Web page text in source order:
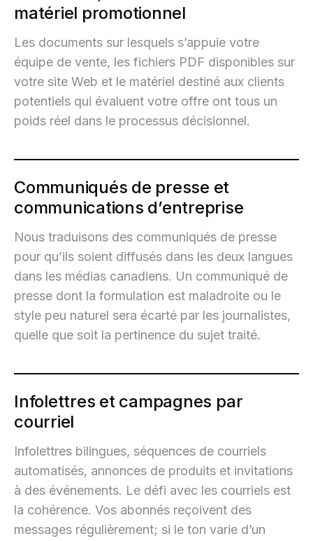
matériel promotionnel
Les documents sur lesquels s’appuie votre
équipe de vente, les fichiers PDF disponibles sur
votre site Web et le matériel destiné aux clients
potentiels qui évaluent votre offre ont tous un
poids réel dans le processus décisionnel.
Communiqués de presse et
communications d’entreprise
Nous traduisons des communiqués de presse
pour qu’ils soient diffusés dans les deux langues
dans les médias canadiens. Un communiqué de
presse dont la formulation est maladroite ou le
style peu naturel sera écarté par les journalistes,
quelle que soit la pertinence du sujet traité.
Infolettres et campagnes par
courriel
Infolettres bilingues, séquences de courriels
automatisés, annonces de produits et invitations
à des événements. Le défi avec les courriels est
la cohérence. Vos abonnés reçoivent des
messages régulièrement; si le ton varie d’un